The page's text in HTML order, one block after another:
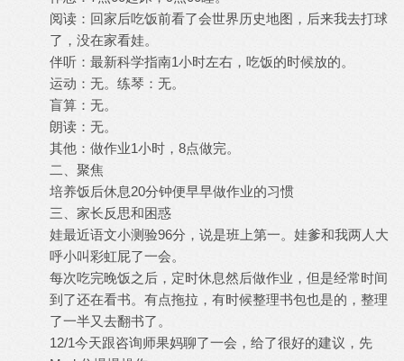
阅读：回家后吃饭前看了会世界历史地图，后来我去打球
了，没在家看娃。
伴听：最新科学指南1小时左右，吃饭的时候放的。
运动：无。练琴：无。
盲算：无。
朗读：无。
其他：做作业1小时，8点做完。
二、聚焦
培养饭后休息20分钟便早早做作业的习惯
三、家长反思和困惑
娃最近语文小测验96分，说是班上第一。娃爹和我两人大
呼小叫彩虹屁了一会。
每次吃完晚饭之后，定时休息然后做作业，但是经常时间
到了还在看书。有点拖拉，有时候整理书包也是的，整理
了一半又去翻书了。
12/1今天跟咨询师果妈聊了一会，给了很好的建议，先